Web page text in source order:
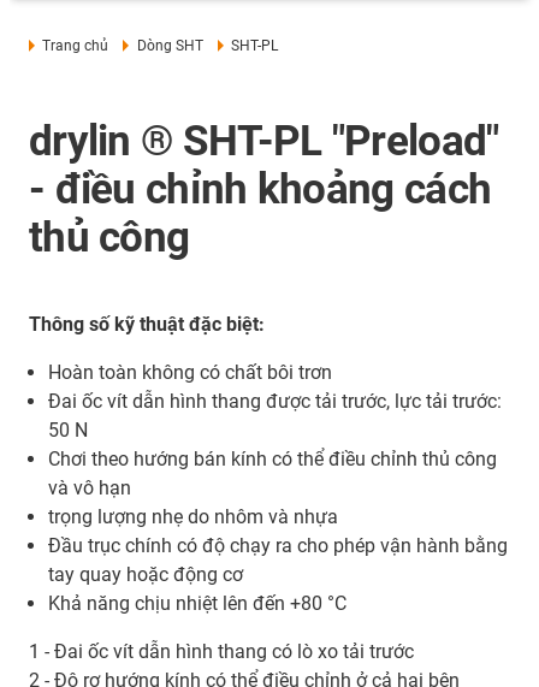
Trang chủ Dòng SHT SHT-PL
drylin ® SHT-PL "Preload"
- điều chỉnh khoảng cách
thủ công
Thông số kỹ thuật đặc biệt:
Hoàn toàn không có chất bôi trơn
Đai ốc vít dẫn hình thang được tải trước, lực tải trước:
50 N
Chơi theo hướng bán kính có thể điều chỉnh thủ công
và vô hạn
trọng lượng nhẹ do nhôm và nhựa
Đầu trục chính có độ chạy ra cho phép vận hành bằng
tay quay hoặc động cơ
Khả năng chịu nhiệt lên đến +80 °C
1 - Đai ốc vít dẫn hình thang có lò xo tải trước
2 - Độ rơ hướng kính có thể điều chỉnh ở cả hai bên